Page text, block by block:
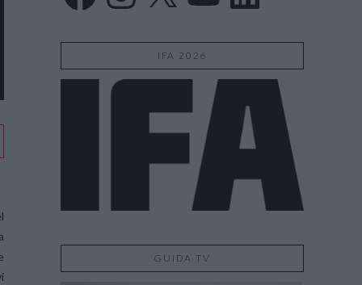
IFA 2026
GUIDA TV